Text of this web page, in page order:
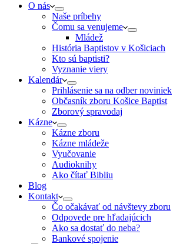
O nás
Naše príbehy
Čomu sa venujeme
Mládež
História Baptistov v Košiciach
Kto sú baptisti?
Vyznanie viery
Kalendár
Prihlásenie sa na odber noviniek
Občasník zboru Košice Baptist
Zborový spravodaj
Kázne
Kázne zboru
Kázne mládeže
Vyučovanie
Audioknihy
Ako čítať Bibliu
Blog
Kontakt
Čo očakávať od návštevy zboru
Odpovede pre hľadajúcich
Ako sa dostať do neba?
Bankové spojenie